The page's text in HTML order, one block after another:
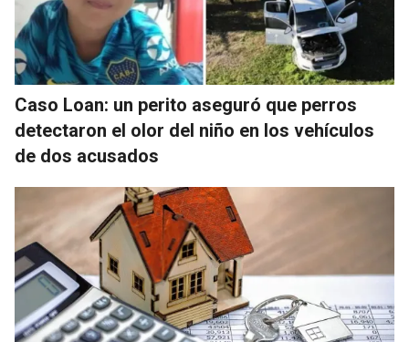
Caso Loan: un perito aseguró que perros
detectaron el olor del niño en los vehículos
de dos acusados